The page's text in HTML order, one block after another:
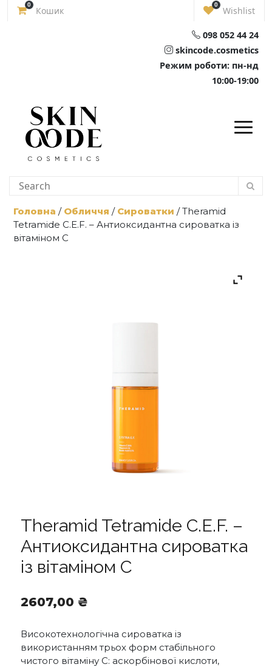
Skip
0
Кошик
0
Wishlist
098 052 44 24
skincode.cosmetics
Режим роботи: пн-нд
10:00-19:00
Головна / Обличчя / Сироватки / Theramid
Tetramide C.E.F. – Антиоксидантна сироватка із
вітаміном C
Theramid Tetramide C.E.F. –
Антиоксидантна сироватка
із вітаміном C
2607,00 ₴
Високотехнологічна сироватка із
використанням трьох форм стабільного
чистого вітаміну С: аскорбінової кислоти,